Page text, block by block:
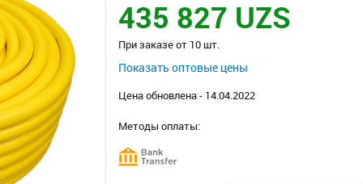
435 827 UZS
При заказе от 10 шт.
Показать оптовые цены
Цена обновлена - 14.04.2022
Методы оплаты: